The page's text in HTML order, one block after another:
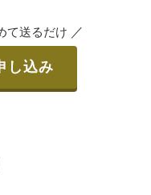
て送るだけ ／
し込み